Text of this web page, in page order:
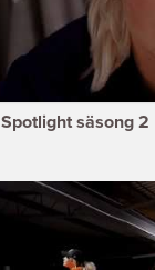
Spotlight säsong 2